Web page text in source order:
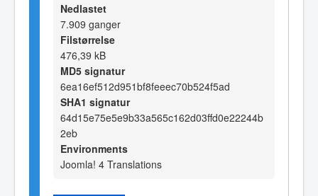
Nedlastet
7.909 ganger
Filstørrelse
476,39 kB
MD5 signatur
6ea16ef512d951bf8feeec70b524f5ad
SHA1 signatur
64d15e75e5e9b33a565c162d03ffd0e22244b
2eb
Environments
Joomla! 4 Translations